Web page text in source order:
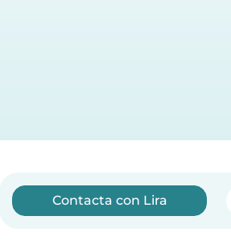
Contacta con Lira